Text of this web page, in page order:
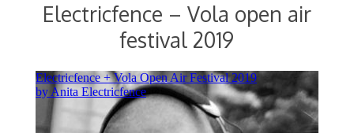
Electricfence – Vola open air
festival 2019